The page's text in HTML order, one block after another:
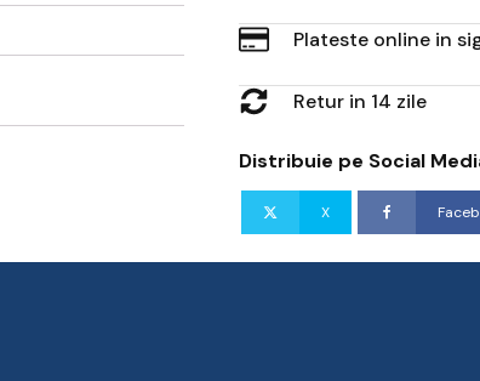
Plateste online in
Retur in 14 zile
Distribuie pe Social
X